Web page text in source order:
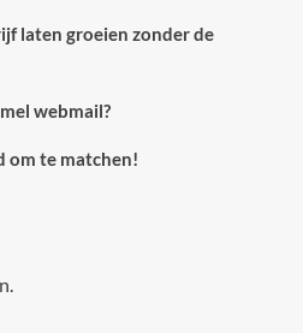
laten groeien zonder de
webmail?
om te matchen!